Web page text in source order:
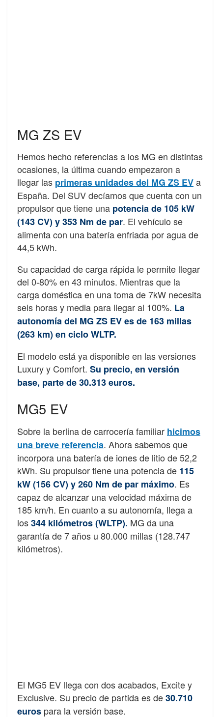
MG ZS EV
Hemos hecho referencias a los MG en distintas
ocasiones, la última cuando empezaron a
llegar las primeras unidades del MG ZS EVa
España. Del SUV decíamos que cuenta con un
propulsor que tiene una potencia de 105 kW
(143 CV) y 353 Nm de par. El vehículo se
alimenta con una batería enfriada por agua de
44,5 kWh.
Su capacidad de carga rápida le permite llegar
del 0-80% en 43 minutos. Mientras que la
carga doméstica en una toma de 7kW necesita
seis horas y media para llegar al 100%. La
autonomía del MG ZS EV es de 163 millas
(263 km) en ciclo WLTP.
El modelo está ya disponible en las versiones
Luxury y Comfort. Su precio, en versión
base, parte de 30.313 euros.
MG5 EV
Sobre la berlina de carrocería familiar hicimos
una breve referencia. Ahora sabemos que
incorpora una batería de iones de litio de 52,2
kWh. Su propulsor tiene una potencia de 115
kW (156 CV) y 260 Nm de par máximo. Es
capaz de alcanzar una velocidad máxima de
185 km/h. En cuanto a su autonomía, llega a
los344 kilómetros (WLTP). MG da una
garantía de 7 años u 80.000 millas (128.747
kilómetros).
El MG5 EV llega con dos acabados, Excite y
Exclusive. Su precio de partida es de30.710
euros para la versión base.